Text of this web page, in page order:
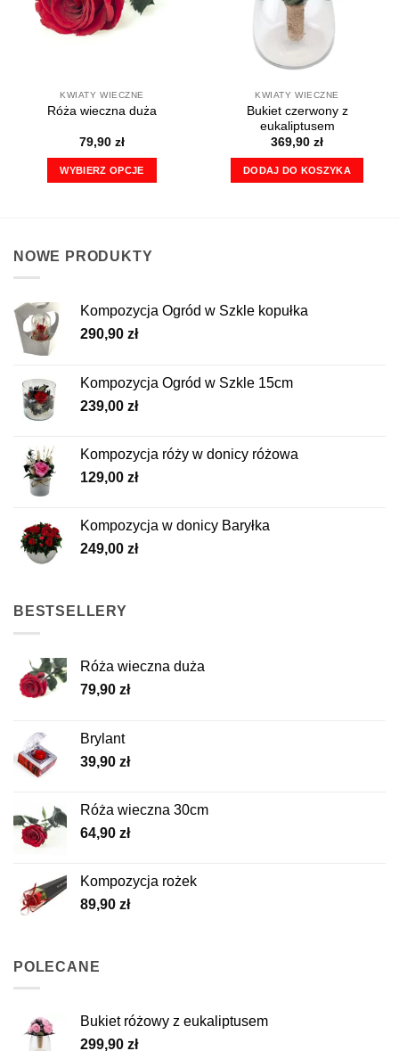
wybrać
na
wybrać
na
stronie
produktu
KWIATY WIECZNE
Róża wieczna duża
79,90 zł
WYBIERZ OPCJE
wiele
wybrać
na
produktu
KWIATY WIECZNE
Bukiet czerwony z
eukaliptusem
369,90 zł
DODAJ DO KOSZYKA
NOWE PRODUKTY
Kompozycja Ogród w Szkle kopułka
290,90 zł
Kompozycja Ogród w Szkle 15cm
239,00 zł
Kompozycja róży w donicy różowa
129,00 zł
Kompozycja w donicy Baryłka
249,00 zł
BESTSELLERY
Róża wieczna duża
79,90 zł
Brylant
39,90 zł
Róża wieczna 30cm
64,90 zł
Kompozycja rożek
89,90 zł
POLECANE
Bukiet różowy z eukaliptusem
299,90 zł